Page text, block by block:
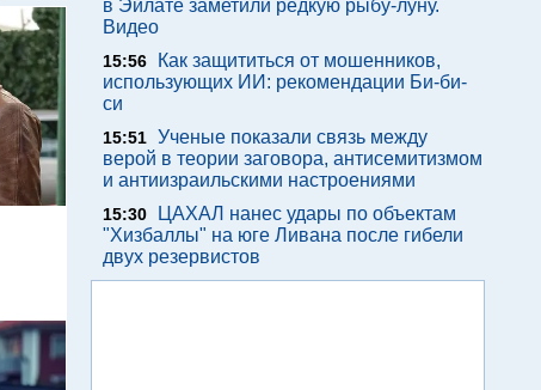
в Эйлате заметили редкую рыбу-луну.
Видео
15:56
Как защититься от мошенников,
использующих ИИ: рекомендации Би-би-
си
15:51 Ученые показали связь между
верой в теории заговора, антисемитизмом
и антиизраильскими настроениями
15:30
ЦАХАЛ нанес удары по объектам
"Хизбаллы" на юге Ливана после гибели
двух резервистов